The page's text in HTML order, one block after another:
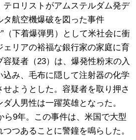
ロリストがアムステルダム発デ
タ航空機爆破を図った事件
（下着爆弾男）として米社会に衝
リアの裕福な銀行家の家庭に育
疑者（23）は、爆発性粉末の入
込み、毛布に隠して注射器の化学
ようとした。容疑者を取り押さ
ダ人男性は一躍英雄となった。
ら9年。この事件は、米国で大型
つあることに警鐘を鳴らした。